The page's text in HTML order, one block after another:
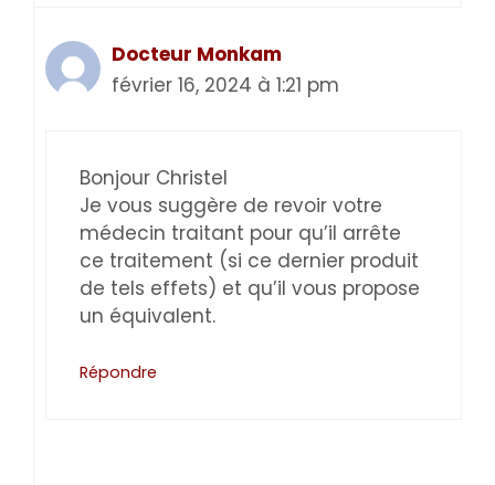
Docteur Monkam
février 16, 2024 à 1:21 pm
Bonjour Christel
Je vous suggère de revoir votre
médecin traitant pour qu’il arrête
ce traitement (si ce dernier produit
de tels effets) et qu’il vous propose
un équivalent.
Répondre